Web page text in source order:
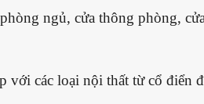
ngủ, cửa thông phòng,
các loại nội thất từ cổ điển